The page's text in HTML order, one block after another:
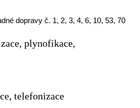
dopravy č. 1, 2, 3, 4, 6, 10, 53, 70
plynofikace,
telefonizace